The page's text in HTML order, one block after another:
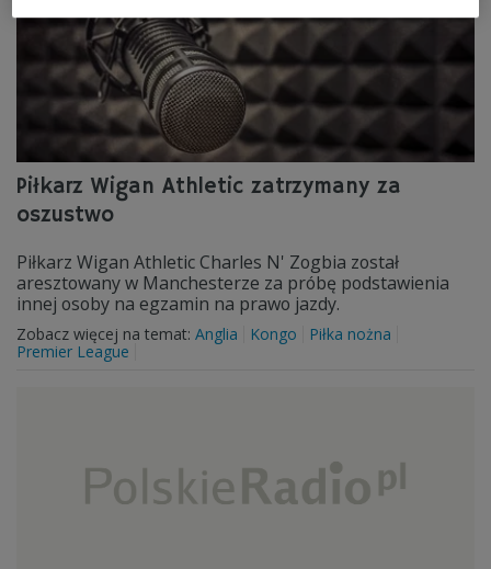
Piłkarz Wigan Athletic zatrzymany za
oszustwo
Piłkarz Wigan Athletic Charles N' Zogbia został
aresztowany w Manchesterze za próbę podstawienia
innej osoby na egzamin na prawo jazdy.
Zobacz więcej na temat: Anglia Kongo
Piłka nożna
Premier League